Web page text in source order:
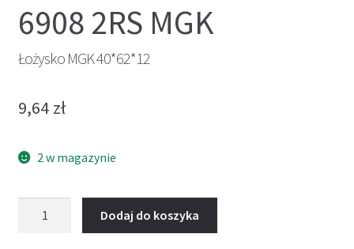
6908 2RS MGK
Łożysko MGK 40*62*12
9,64 zł
2 w magazynie
Dodaj do koszyka